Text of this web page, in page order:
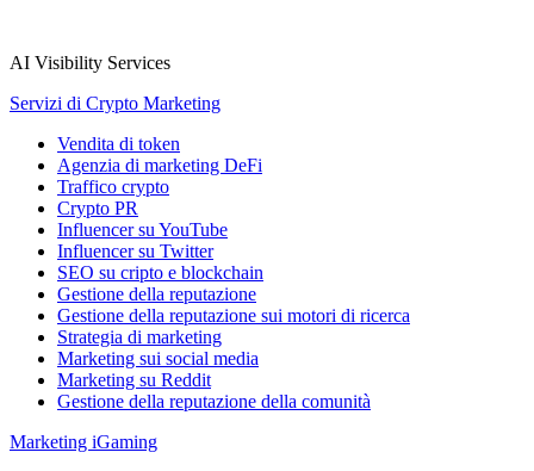
AI Visibility Services
Servizi di Crypto Marketing
Vendita di token
Agenzia di marketing DeFi
Traffico crypto
Crypto PR
Influencer su YouTube
Influencer su Twitter
SEO su cripto e blockchain
Gestione della reputazione
Gestione della reputazione sui motori di ricerca
Strategia di marketing
Marketing sui social media
Marketing su Reddit
Gestione della reputazione della comunità
Marketing iGaming